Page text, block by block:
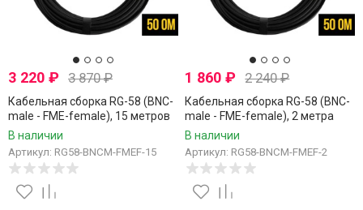
3 220 ₽ 3 870₽
Кабельная сборка RG-58 (BNC-
male - FME-female), 15 метров
В наличии
Артикул: RG58-BNCM-FMEF-15
1 860₽ 2 240₽
Кабельная сборка RG-58 (BNC-
male - FME-female), 2 метра
В наличии
Артикул: RG58-BNCM-FMEF-2